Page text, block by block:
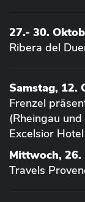
27.- 30.
Ribera del
Samstag, 12.
Frenzel
(Rheingau
Excelsior
Mittwoch, 26.
Travels